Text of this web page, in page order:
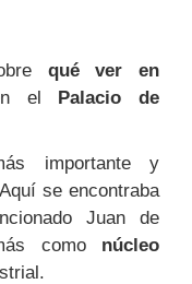
qué ver en
el Palacio de
importante y
se encontraba
Juan de
comonúcleo